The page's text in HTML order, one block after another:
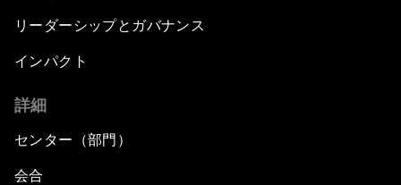
リーダーシップとガバナンス
インパクト
詳細
センター（部門）
会合